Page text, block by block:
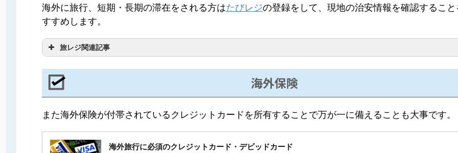
海外に旅行、短期・長期の滞在をされる方はたびレジの登録をして、現地の治安情報を確認するこ
すすめします。
旅レジ関連記事
「たびレジ」の登録は済んでいるのか・・・・。海外旅行を安全に済ませるためのGマニュアルを
海外保険
また海外保険が付帯されているクレジットカードを所有することで万が一に備えることも大事です。
海外旅行に必須のクレジットカード・デビッドカード